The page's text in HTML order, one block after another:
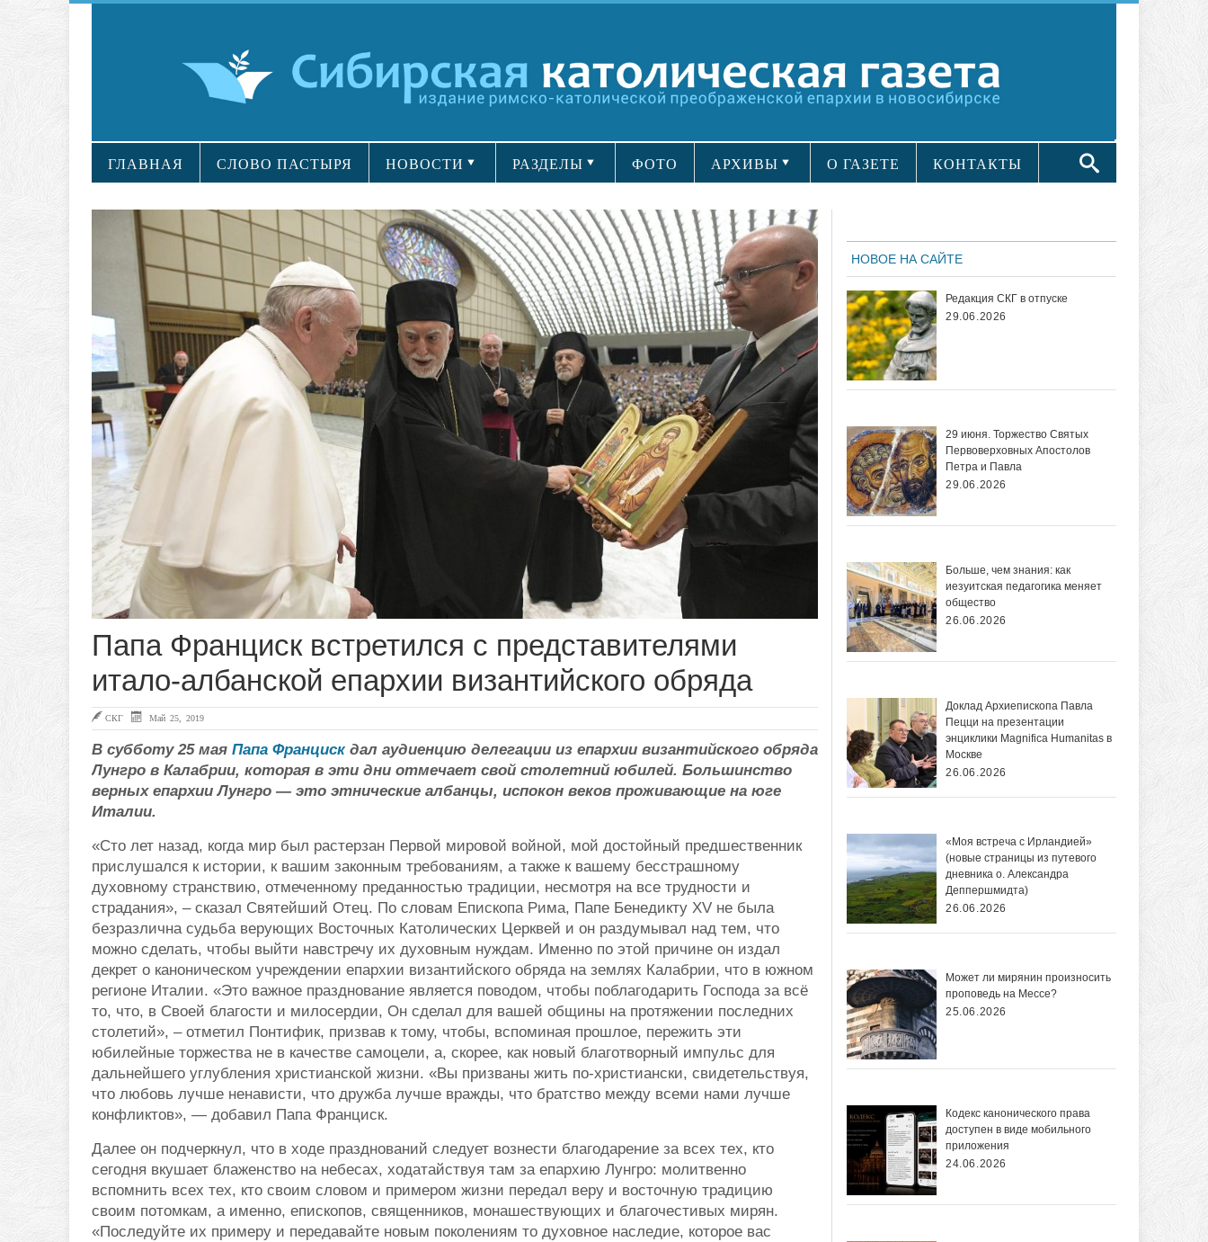
ГЛАВНАЯ СЛОВО ПАСТЫРЯ НОВОСТИ РАЗДЕЛЫ ФОТО АРХИВЫ О ГАЗЕТЕ КОНТАКТЫ
Папа Франциск встретился с представителями
итало-албанской епархии византийского обряда
СКГ Май 25, 2019
В субботу 25 мая Папа Франциск дал аудиенцию делегации из епархии византийского обряда
Лунгро в Калабрии, которая в эти дни отмечает свой столетний юбилей. Большинство
верных епархии Лунгро — это этнические албанцы, испокон веков проживающие на юге
Италии.
«Сто лет назад, когда мир был растерзан Первой мировой войной, мой достойный предшественник
прислушался к истории, к вашим законным требованиям, а также к вашему бесстрашному
духовному странствию, отмеченному преданностью традиции, несмотря на все трудности и
страдания», – сказал Святейший Отец. По словам Епископа Рима, Папе Бенедикту ХV не была
безразлична судьба верующих Восточных Католических Церквей и он раздумывал над тем, что
можно сделать, чтобы выйти навстречу их духовным нуждам. Именно по этой причине он издал
декрет о каноническом учреждении епархии византийского обряда на землях Калабрии, что в южном
регионе Италии. «Это важное празднование является поводом, чтобы поблагодарить Господа за всё
то, что, в Своей благости и милосердии, Он сделал для вашей общины на протяжении последних
столетий», – отметил Понтифик, призвав к тому, чтобы, вспоминая прошлое, пережить эти
юбилейные торжества не в качестве самоцели, а, скорее, как новый благотворный импульс для
дальнейшего углубления христианской жизни. «Вы призваны жить по-христиански, свидетельствуя,
что любовь лучше ненависти, что дружба лучше вражды, что братство между всеми нами лучше
конфликтов», — добавил Папа Франциск.
Далее он подчеркнул, что в ходе празднований следует вознести благодарение за всех тех, кто
сегодня вкушает блаженство на небесах, ходатайствуя там за епархию Лунгро: молитвенно
вспомнить всех тех, кто своим словом и примером жизни передал веру и восточную традицию
своим потомкам, а именно, епископов, священников, монашествующих и благочестивых мирян.
«Последуйте их примеру и передавайте новым поколениям то духовное наследие, которое вас
НОВОЕ НА САЙТЕ
Редакция СКГ в отпуске
29.06.2026
29 июня. Торжество Святых
Первоверховных Апостолов
Петра и Павла
29.06.2026
Больше, чем знания: как
иезуитская педагогика меняет
общество
26.06.2026
Доклад Архиепископа Павла
Пецци на презентации
энциклики Magnifica Нumanitas в
Москве
26.06.2026
«Моя встреча с Ирландией»
(новые страницы из путевого
дневника о. Александра
Деппершмидта)
26.06.2026
Может ли мирянин произносить
проповедь на Мессе?
25.06.2026
Кодекс канонического права
доступен в виде мобильного
приложения
24.06.2026